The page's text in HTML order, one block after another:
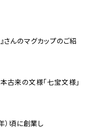
んのマグカップのご紹
古来の文様「七宝文様」
）頃に創業し